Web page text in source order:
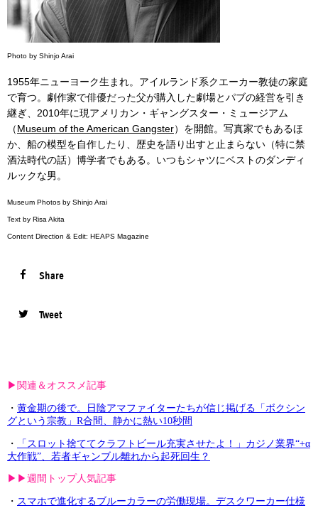
Photo by Shinjo Arai
1955年ニューヨーク生まれ。アイルランド系クエーカー教徒の家庭
で育つ。劇作家で俳優だった父が購入した劇場とパブの経営を引き
継ぎ、2010年に現アメリカン・ギャングスター・ミュージアム
（Museum of the American Gangster）を開館。写真家でもあるほ
か、船の模型を自作したり、歴史を語り出すと止まらない（特に禁
酒法時代の話）博学者でもある。いつもシャツにベストのダンディ
ルックな男。
Museum Photos by Shinjo Arai
Text by Risa Akita
Content Direction & Edit: HEAPS Magazine
Share
Tweet
▶︎関連＆オススメ記事
・ 黄金期の後で。日陰アマファイターたちが信じ掲げる「ボクシン
グという宗教」R合間、静かに熱い10秒間
・
「スロット捨ててクラフトビール充実させたよ！」カジノ業界“+α
大作戦”、若者ギャンブル離れから起死回生？
▶︎▶︎週間トップ人気記事
・ スマホで進化するブルーカラーの労働現場。デスクワーカー仕様